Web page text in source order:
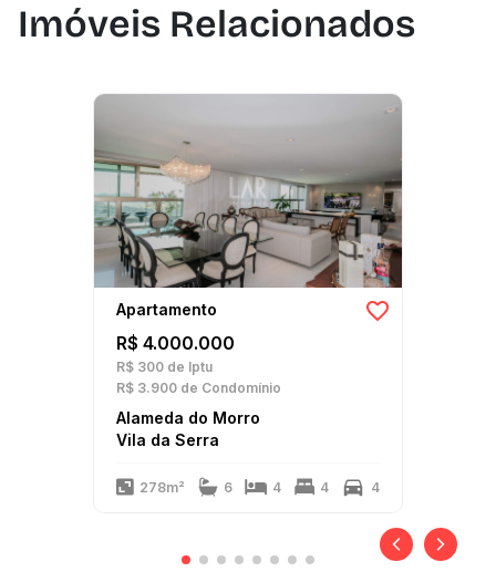
Imóveis Relacionados
Apartamento
R$ 4.000.000
R$ 300 de Iptu
R$ 3.900 de Condomínio
Alameda do Morro
Vila da Serra
278m² 6 4 4 4